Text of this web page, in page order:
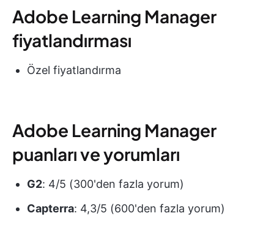
Adobe Learning Manager
fiyatlandırması
Özel fiyatlandırma
Adobe Learning Manager
puanları ve yorumları
G2: 4/5 (300'den fazla yorum)
Capterra: 4,3/5 (600'den fazla yorum)